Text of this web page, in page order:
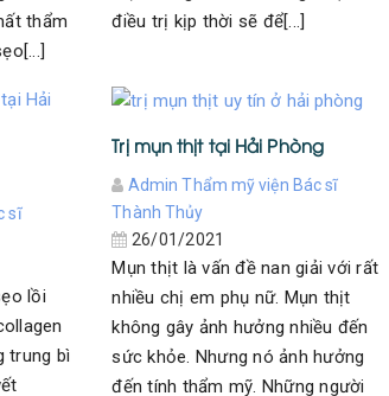
thẩm
điều trị kịp thời sẽ để[...]
sĩ
lồi
trung bì
Trị mụn thịt tại Hải Phòng
Admin Thẩm mỹ viện Bác sĩ
Thành Thủy
26/01/2021
Mụn thịt là vấn đề nan giải với rất
nhiều chị em phụ nữ. Mụn thịt
không gây ảnh hưởng nhiều đến
sức khỏe. Nhưng nó ảnh hưởng
đến tính thẩm mỹ. Những người